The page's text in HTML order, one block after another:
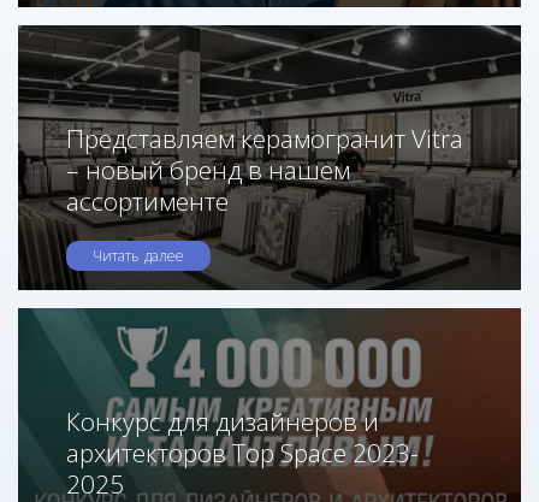
Представляем керамогранит Vitra
– новый бренд в нашем
ассортименте
Читать далее
Конкурс для дизайнеров и
архитекторов Top Space 2023-
2025